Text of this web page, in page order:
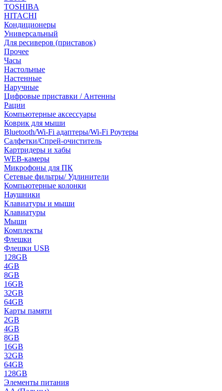
TOSHIBA
HITACHI
Кондиционеры
Универсальный
Для ресиверов (приставок)
Прочее
Часы
Настольные
Настенные
Наручные
Цифровые приставки / Антенны
Рации
Компьютерные аксессуары
Коврик для мыши
Bluetooth/Wi-Fi адаптеры/Wi-Fi Роутеры
Салфетки/Спрей-очиститель
Картридеры и хабы
WEB-камеры
Микрофоны для ПК
Сетевые фильтры/ Удлинители
Компьютерные колонки
Наушники
Клавиатуры и мыши
Клавиатуры
Мыши
Комплекты
Флешки
Флешки USB
128GB
4GB
8GB
16GB
32GB
64GB
Карты памяти
2GB
4GB
8GB
16GB
32GB
64GB
128GB
Элементы питания